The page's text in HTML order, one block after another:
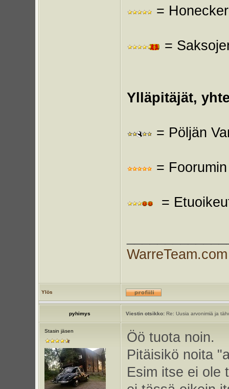
=
=
Ylläpitäjät,
= Pöljän
=
=
WarreTeam.com
Ylös
pyhimys Viestin otsikko:Re: Uusia arvonimiä ja
Stasin jäsen
Öö tuota noin.
Pitäisikö noita
Esim itse ei ole